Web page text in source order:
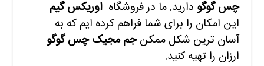
چس گوگو دارید. ما در فروشگاهاوریکس گیم
این امکان را برای شما فراهم کرده ایم که به
آسان ترین شکل ممکنجم مجیک چس گوگو
ارزان را تهیه کنید.